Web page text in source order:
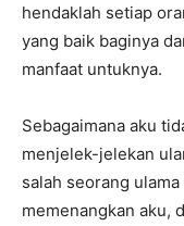
hendaklah setiap
yang baik baginya
manfaat untuknya.
Sebagaimana aku
menjelek-jelekan
salah seorang
memenangkan aku,